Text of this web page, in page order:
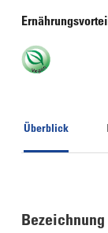
Überblick